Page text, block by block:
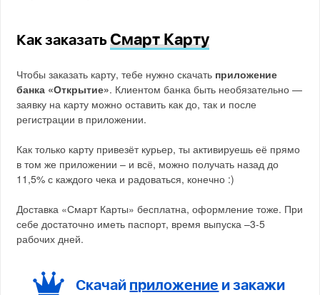
Как заказать Смарт Карту
Чтобы заказать карту, тебе нужно скачать приложение
банка «Открытие». Клиентом банка быть необязательно —
заявку на карту можно оставить как до, так и после
регистрации в приложении.
Как только карту привезёт курьер, ты активируешь её прямо
в том же приложении – и всё, можно получать назад до
11,5% с каждого чека и радоваться, конечно :)
Доставка «Смарт Карты» бесплатна, оформление тоже. При
себе достаточно иметь паспорт, время выпуска –3-5
рабочих дней.
Скачай приложение и закажи